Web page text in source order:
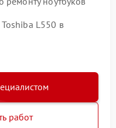
L550 в
работ